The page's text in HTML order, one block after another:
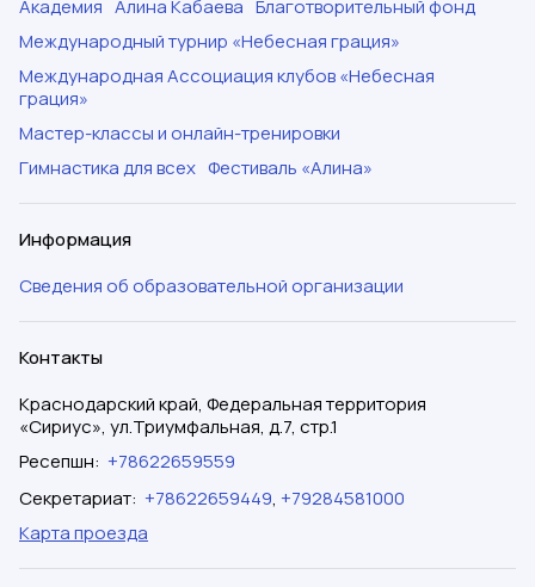
Академия Алина Кабаева Благотворительный фонд
Международный турнир «Небесная грация»
Международная Ассоциация клубов «Небесная
грация»
Мастер-классы и онлайн-тренировки
Гимнастика для всех Фестиваль «Алина»
Информация
Сведения об образовательной организации
Контакты
Краснодарский край, Федеральная территория
«Сириус», ул.Триумфальная, д.7, стр.1
Ресепшн: +78622659559
Секретариат: +78622659449, +79284581000
Карта проезда